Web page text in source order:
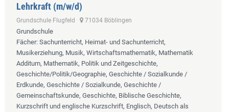
Lehrkraft (m/w/d)
Grundschule Flugfeld 71034 Böblingen
Grundschule
Fächer: Sachunterricht, Heimat- und Sachunterricht,
Musikerziehung, Musik, Wirtschaftsmathematik, Mathematik
Additum, Mathematik, Politik und Zeitgeschichte,
Geschichte/Politik/Geographie, Geschichte / Sozialkunde /
Erdkunde, Geschichte / Sozialkunde, Geschichte /
Gemeinschaftskunde, Geschichte, Biblische Geschichte,
Kurzschrift und englische Kurzschrift, Englisch, Deutsch als